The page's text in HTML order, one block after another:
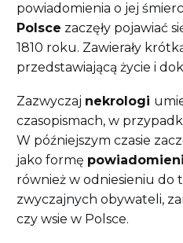
powiadomienia o jej
Polsce zaczęły pojawiać
1810 roku. Zawierały
przedstawiającą życie i
Zazwyczaj nekrologi
czasopismach, w
W późniejszym czasie
jako formę
również w odniesieniu do
zwyczajnych obywateli,
czy wsie w Polsce.